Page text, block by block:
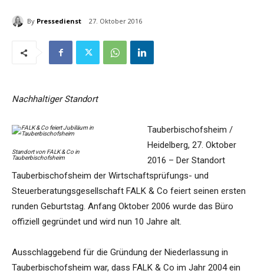
By Pressedienst 27. Oktober 2016
Nachhaltiger Standort
Standort von FALK & Co in
Tauberbischofsheim
Tauberbischofsheim /
Heidelberg, 27. Oktober
2016 – Der Standort
Tauberbischofsheim der Wirtschaftsprüfungs- und
Steuerberatungsgesellschaft FALK & Co feiert seinen ersten
runden Geburtstag. Anfang Oktober 2006 wurde das Büro
offiziell gegründet und wird nun 10 Jahre alt.
Ausschlaggebend für die Gründung der Niederlassung in
Tauberbischofsheim war, dass FALK & Co im Jahr 2004 ein